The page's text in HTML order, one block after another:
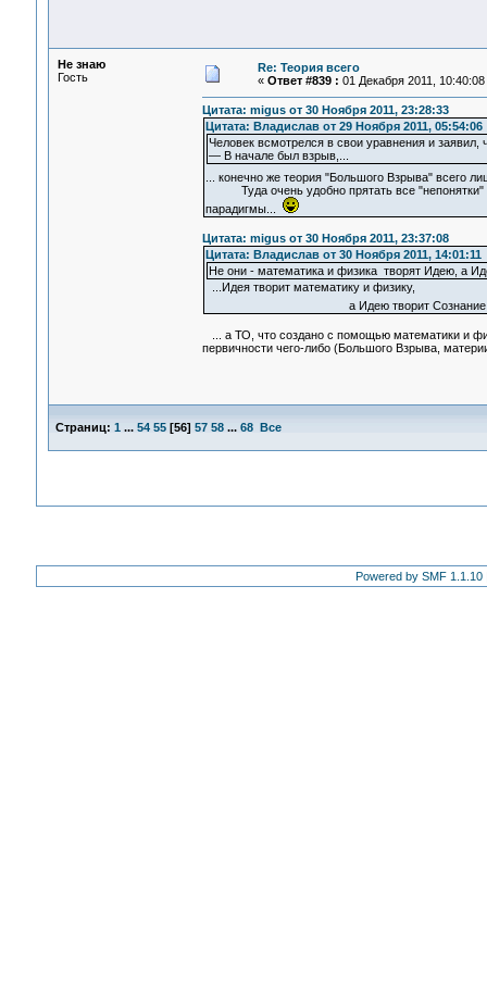
Не знаю
Гость
Re: Теория всего
« Ответ #839 : 01 Декабря 2011, 10:40:08
Цитата: migus от 30 Ноября 2011, 23:28:33
Цитата: Владислав от 29 Ноября 2011, 05:54:06
Человек всмотрелся в свои уравнения и заявил,
— В начале был взрыв,...
... конечно же теория "Большого Взрыва" всего
Туда очень удобно прятать все "непонятки"
парадигмы...
Цитата: migus от 30 Ноября 2011, 23:37:08
Цитата: Владислав от 30 Ноября 2011, 14:01:11
Не они - математика и физика творят Идею, а
...Идея творит математику и физику,
а Идею творит
... а ТО, что создано с помощью математики и
первичности чего-либо (Большого Взрыва,
Страниц: 1 ... 54 55[56] 57 58 ... 68 Все
Powered by SMF 1.1.10